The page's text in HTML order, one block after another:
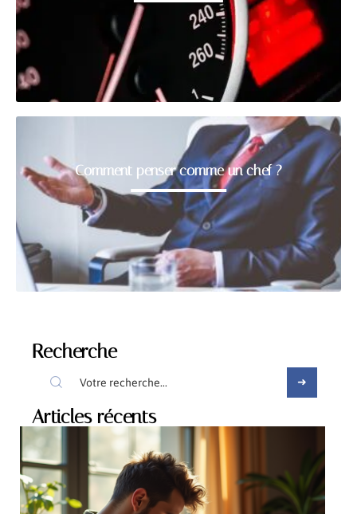
Comment penser comme un chef ?
Recherche
Articles récents